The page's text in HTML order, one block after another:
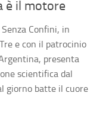
è il motore
Senza Confini, in
e con il patrocinio
presenta
scientifica dal
giorno batte il cuore